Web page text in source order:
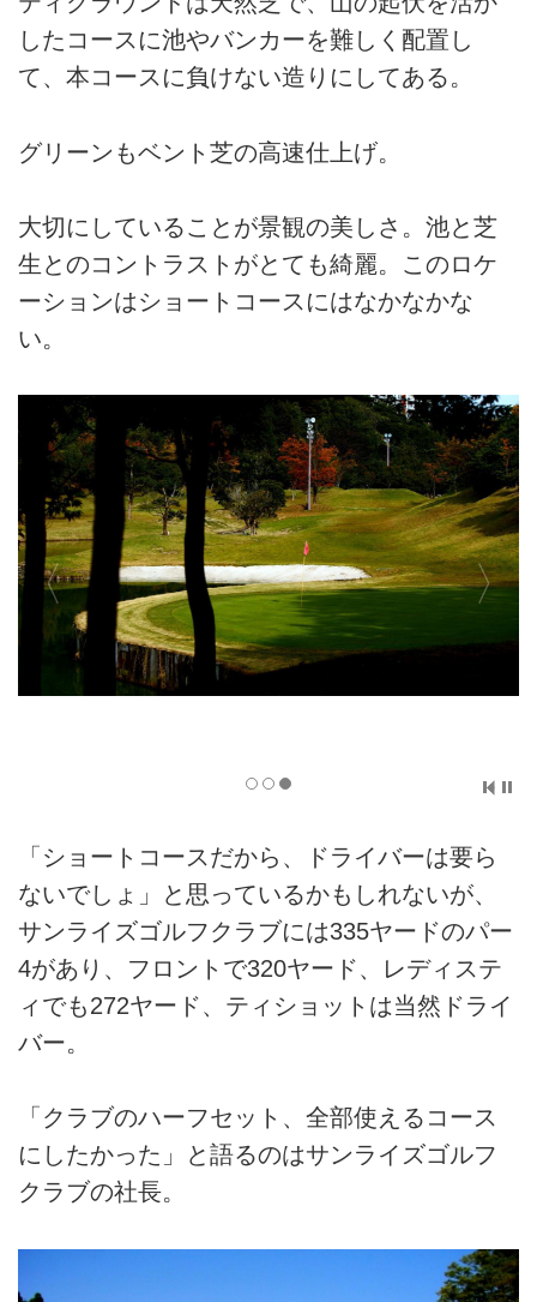
したコースに池やバンカーを難しく配置し
て、本コースに負けない造りにしてある。
グリーンもベント芝の高速仕上げ。
大切にしていることが景観の美しさ。池と芝
生とのコントラストがとても綺麗。このロケ
ーションはショートコースにはなかなかな
い。
「ショートコースだから、ドライバーは要ら
ないでしょ」と思っているかもしれないが、
サンライズゴルフクラブには335ヤードのパー
4があり、フロントで320ヤード、レディステ
ィでも272ヤード、ティショットは当然ドライ
バー。
「クラブのハーフセット、全部使えるコース
にしたかった」と語るのはサンライズゴルフ
クラブの社長。